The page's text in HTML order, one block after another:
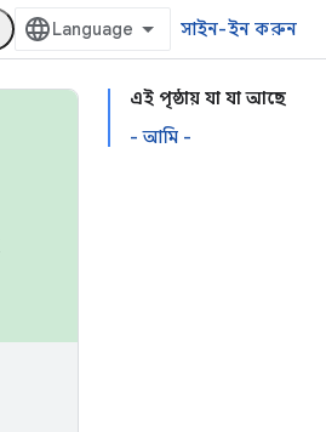
সাইন-ইন করুন
এই পৃষ্ঠায় যা যা আছে
- আমি -